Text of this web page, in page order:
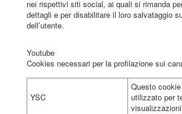
nei rispettivi siti social, ai quali si rimanda
dettagli e per disabilitare il loro salvataggio
dell’utente.
Youtube
Cookies necessari per la profilazione sui
YSC
Questo
utilizzato per